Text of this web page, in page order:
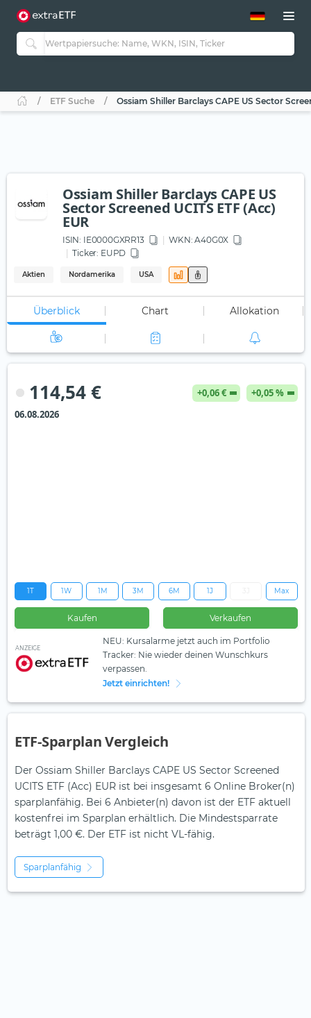
ETF-Guide 2.0
Guide Aktive ETFs
ETF-Sparpläne
ETF Suche Ossiam Shiller Barclays CAPE US Sector
Ossiam Shiller Barclays CAPE US
Sector Screened UCITS ETF (Acc)
EUR
ISIN: IE0000GXRR13 WKN: A40G0X
Ticker: EUPD
Aktien Nordamerika USA
Überblick Chart Allokation
114,54 € +0,06 €
+0,05 %
06.08.2026
1T 1W 1M 3M 6M 1J Max
Kaufen Verkaufen
ANZEIGE
NEU: Kursalarme jetzt auch im Portfolio
Tracker: Nie wieder deinen Wunschkurs
verpassen.
Jetzt einrichten!
ETF-Sparplan Vergleich
Der Ossiam Shiller Barclays CAPE US Sector Screened
UCITS ETF (Acc) EUR ist bei insgesamt 6 Online Broker(n)
sparplanfähig. Bei 6 Anbieter(n) davon ist der ETF aktuell
kostenfrei im Sparplan erhältlich. Die Mindestsparrate
beträgt 1,00 €. Der ETF ist nicht VL-fähig.
Sparplanfähig